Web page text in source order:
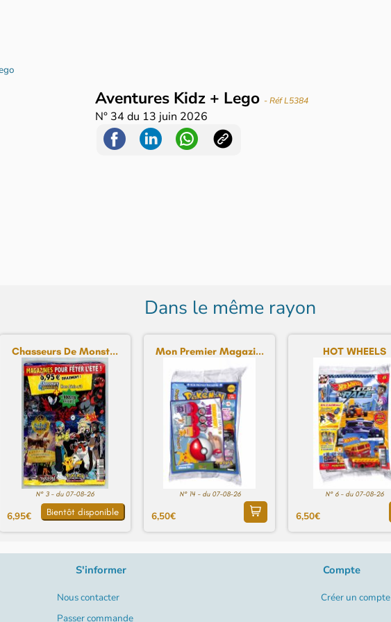
Aventures Kidz + Lego - Réf L5384
N° 34 du 13 juin 2026
Dans le même rayon
Chasseurs De Monst...
N° 3 - du 07-08-26
6,95€ Bientôt disponible
Mon Premier Magazi...
N° 14 - du 07-08-26
6,50€
HOT WHEELS
N° 6 - du 07-08-26
6,50€
S'informer
Nous contacter
Passer commande
Compte
Créer un compte